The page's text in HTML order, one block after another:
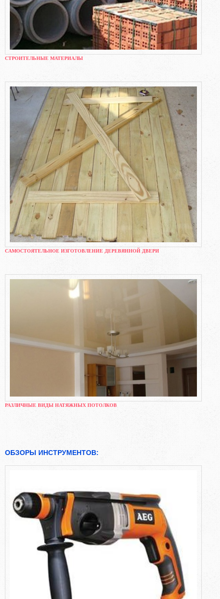
СТРОИТЕЛЬНЫЕ МАТЕРИАЛЫ
САМОСТОЯТЕЛЬНОЕ ИЗГОТОВЛЕНИЕ ДЕРЕВЯННОЙ ДВЕРИ
РАЗЛИЧНЫЕ ВИДЫ НАТЯЖНЫХ ПОТОЛКОВ
ОБЗОРЫ ИНСТРУМЕНТОВ: